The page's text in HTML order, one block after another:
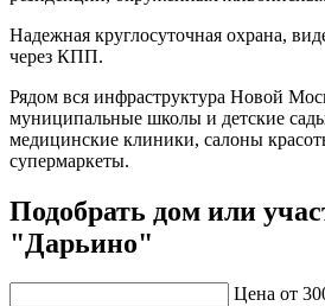
Надежная круглосуточная охрана,
через КПП.
Рядом вся инфраструктура Новой
муниципальные школы и детские
медицинские клиники, салоны
супермаркеты.
Подобрать дом или
"Дарьино"
Цена от